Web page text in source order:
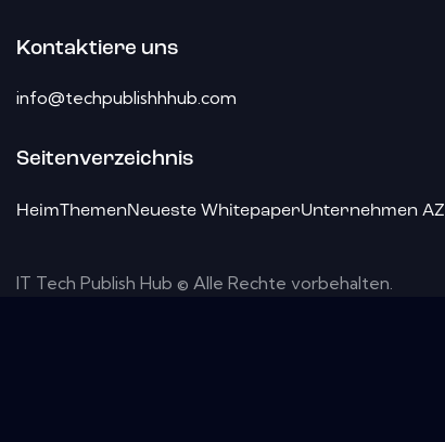
Kontaktiere uns
info@techpublishhhub.com
Seitenverzeichnis
HeimThemenNeueste WhitepaperUnternehmen AZ
IT Tech Publish Hub © Alle Rechte vorbehalten.